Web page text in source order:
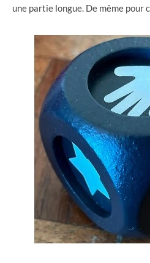
une partie longue. De même pour